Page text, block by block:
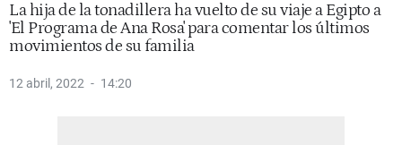
La hija de la tonadillera ha vuelto de su viaje a Egipto a
'El Programa de Ana Rosa' para comentar los últimos
movimientos de su familia
12 abril, 2022 14:20